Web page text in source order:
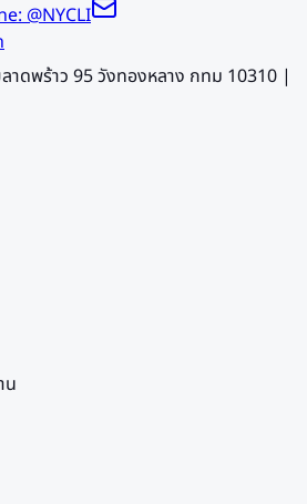
@NYCLI
าดพร้าว 95 วังทองหลาง กทม 10310 |
น